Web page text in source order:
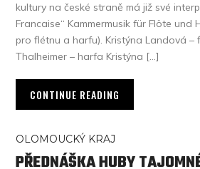
kultury na české straně má již své
Francaise“ Kammermusik für Flöte und
pro flétnu a harfu). Kristýna Landová –
Thalheimer – harfa Kristýna […]
CONTINUE READING
OLOMOUCKÝ KRAJ
PŘEDNÁŠKA HUBY